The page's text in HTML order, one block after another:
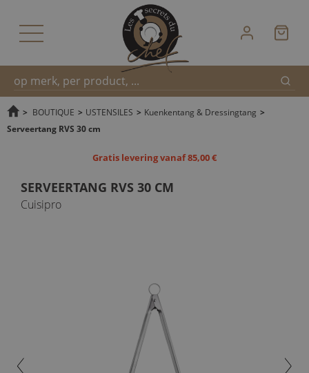
Snel
> BOUTIQUE > USTENSILES > Kuenkentang & Dressingtang >
Serveertang RVS 30 cm
Gratis levering vanaf 85,00 €
SERVEERTANG RVS 30 CM
Cuisipro